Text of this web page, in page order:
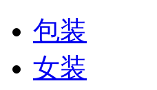
包装
女装